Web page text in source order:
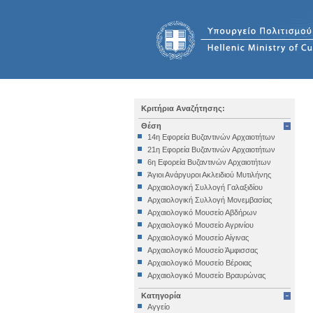
Κριτήρια Αναζήτησης:
Θέση
14η Εφορεία Βυζαντινών Αρχαιοτήτων
21η Εφορεία Βυζαντινών Αρχαιοτήτων
6η Εφορεία Βυζαντινών Αρχαιοτήτων
Άγιοι Ανάργυροι Ακλειδιού Μυτιλήνης
Αρχαιολογική Συλλογή Γαλαξιδίου
Αρχαιολογική Συλλογή Μονεμβασίας
Αρχαιολογικό Μουσείο Αβδήρων
Αρχαιολογικό Μουσείο Αγρινίου
Αρχαιολογικό Μουσείο Αίγινας
Αρχαιολογικό Μουσείο Άμφισσας
Αρχαιολογικό Μουσείο Βέροιας
Αρχαιολογικό Μουσείο Βραυρώνας
Αρχαιολογικό Μουσείο Δελφών
Αρχαιολογικό Μουσείο Ηγουμενίτσας
Κατηγορία
Αγγείο